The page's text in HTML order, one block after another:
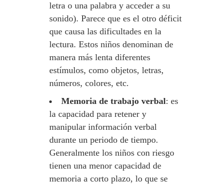
letra o una palabra y acceder a su
sonido). Parece que es el otro déficit
que causa las dificultades en la
lectura. Estos niños denominan de
manera más lenta diferentes
estímulos, como objetos, letras,
números, colores, etc.
Memoria de trabajo verbal: es
la capacidad para retener y
manipular información verbal
durante un periodo de tiempo.
Generalmente los niños con riesgo
tienen una menor capacidad de
memoria a corto plazo, lo que se